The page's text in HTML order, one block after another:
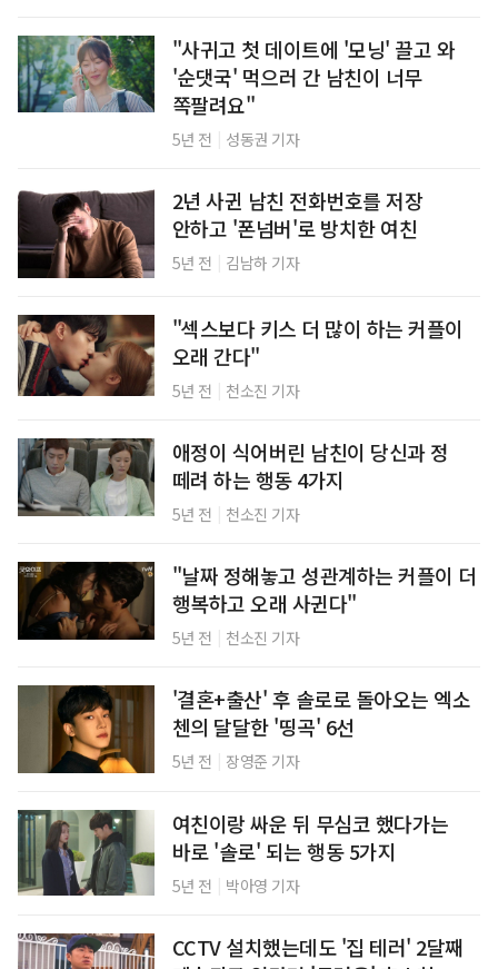
"사귀고 첫 데이트에 '모닝' 끌고 와
'순댓국' 먹으러 간 남친이 너무
쪽팔려요"
5년 전 성동권 기자
2년 사귄 남친 전화번호를 저장
안하고 '폰넘버'로 방치한 여친
5년 전 김남하 기자
"섹스보다 키스 더 많이 하는 커플이
오래 간다"
5년 전 천소진 기자
애정이 식어버린 남친이 당신과 정
떼려 하는 행동 4가지
5년 전 천소진 기자
"날짜 정해놓고 성관계하는 커플이 더
행복하고 오래 사귄다"
5년 전 천소진 기자
'결혼+출산' 후 솔로로 돌아오는 엑소
첸의 달달한 '띵곡' 6선
5년 전 장영준 기자
여친이랑 싸운 뒤 무심코 했다가는
바로 '솔로' 되는 행동 5가지
5년 전 박아영 기자
CCTV 설치했는데도 '집 테러' 2달째